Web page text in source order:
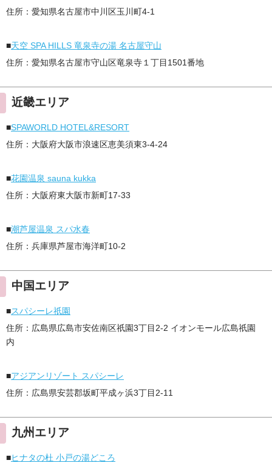
住所：愛知県名古屋市中川区玉川町4-1
■天空 SPA HILLS 竜泉寺の湯 名古屋守山
住所：愛知県名古屋市守山区竜泉寺１丁目1501番地
近畿エリア
■SPAWORLD HOTEL&RESORT
住所：大阪府大阪市浪速区恵美須東3-4-24
■花園温泉 sauna kukka
住所：大阪府東大阪市新町17-33
■潮芦屋温泉 スパ水春
住所：兵庫県芦屋市海洋町10-2
中国エリア
■スパシーレ祇園
住所：広島県広島市安佐南区祇園3丁目2-2 イオンモール広島祇園
内
■アジアンリゾート スパシーレ
住所：広島県安芸郡坂町平成ヶ浜3丁目2-11
九州エリア
■ヒナタの杜 小戸の湯どころ